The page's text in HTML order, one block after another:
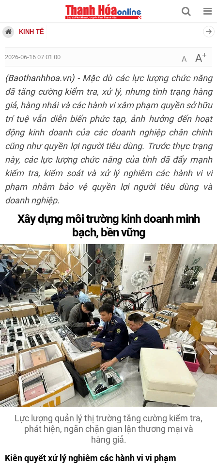
KINH TẾ
2026-06-16 07:01:00 A A+
(Baothanhhoa.vn)- Mặc dù các lực lượng chức năng
đã tăng cường kiểm tra, xử lý, nhưng tình trạng hàng
giả, hàng nhái và các hành vi xâm phạm quyền sở hữu
trí tuệ vẫn diễn biến phức tạp, ảnh hưởng đến hoạt
động kinh doanh của các doanh nghiệp chân chính
cũng như quyền lợi người tiêu dùng. Trước thực trạng
này, các lực lượng chức năng của tỉnh đã đẩy mạnh
kiểm tra, kiểm soát và xử lý nghiêm các hành vi vi
phạm nhằm bảo vệ quyền lợi người tiêu dùng và
doanh nghiệp.
Xây dựng môi trường kinh doanh minh
bạch, bền vững
Lực lượng quản lý thị trường tăng cường kiểm tra,
phát hiện, ngăn chặn gian lận thương mại và
hàng giả.
Kiên quyết xử lý nghiêm các hành vi vi phạm